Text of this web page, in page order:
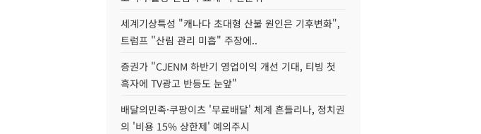
세계기상특성 "캐나다 초대형 산불 원인은 기후변화",
트럼프 "산림 관리 미흡" 주장에..
증권가 "CJENM 하반기 영업이익 개선 기대, 티빙 첫
흑자에 TV광고 반등도 눈앞"
배달의민족·쿠팡이츠 '무료배달' 체계 흔들리나, 정치권
의 '비용 15% 상한제' 예의주시